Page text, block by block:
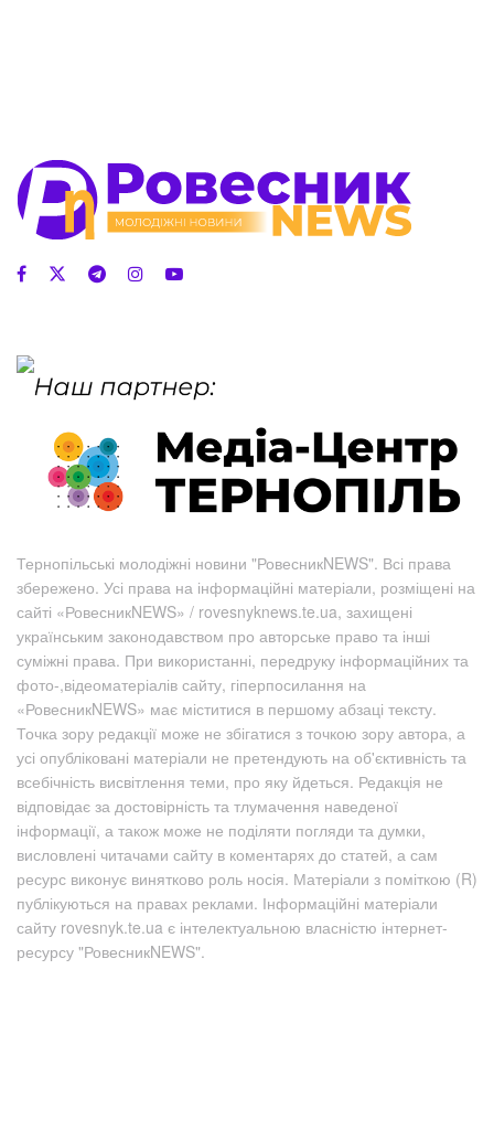
Тернопільські молодіжні новини "РовесникNEWS". Всі права
збережено. Усі права на інформаційні матеріали, розміщені на
сайті «РовесникNEWS» / rovesnyknews.te.ua, захищені
українським законодавством про авторське право та інші
суміжні права. При використанні, передруку інформаційних та
фото-,відеоматеріалів сайту, гіперпосилання на
«РовесникNEWS» має міститися в першому абзаці тексту.
Точка зору редакції може не збігатися з точкою зору автора, а
усі опубліковані матеріали не претендують на об'єктивність та
всебічність висвітлення теми, про яку йдеться. Редакція не
відповідає за достовірність та тлумачення наведеної
інформації, а також може не поділяти погляди та думки,
висловлені читачами сайту в коментарях до статей, а сам
ресурс виконує винятково роль носія. Матеріали з поміткою (R)
публікуються на правах реклами. Інформаційні матеріали
сайту rovesnyk.te.ua є інтелектуальною власністю інтернет-
ресурсу "РовесникNEWS".